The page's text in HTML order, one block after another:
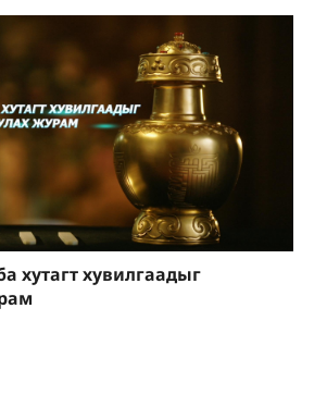
хутагт хувилгаадыг